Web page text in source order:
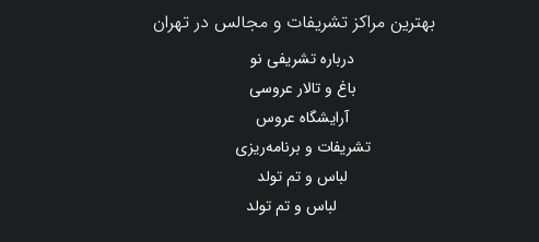
بهترین مراکز تشریفات و مجالس در تهران
درباره تشریفی نو
باغ و تالار عروسی
آرایشگاه عروس
تشریفات و برنامه‌ریزی
لباس و تم تولد
لباس و تم تولد